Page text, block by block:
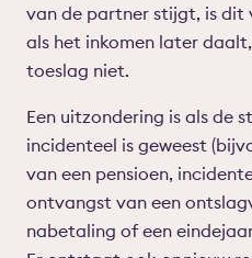
van de partner stijgt, is
als het inkomen later
toeslag niet.
Een uitzondering is als de
incidenteel is geweest
van een pensioen,
ontvangst van een
nabetaling of een